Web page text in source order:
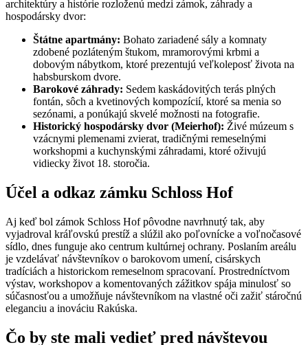
architektúry a histórie rozloženú medzi zámok, záhrady a
hospodársky dvor:
Štátne apartmány: Bohato zariadené sály a komnaty
zdobené pozláteným štukom, mramorovými krbmi a
dobovým nábytkom, ktoré prezentujú veľkoleposť života na
habsburskom dvore.
Barokové záhrady: Sedem kaskádovitých terás plných
fontán, sôch a kvetinových kompozícií, ktoré sa menia so
sezónami, a ponúkajú skvelé možnosti na fotografie.
Historický hospodársky dvor (Meierhof): Živé múzeum s
vzácnymi plemenami zvierat, tradičnými remeselnými
workshopmi a kuchynskými záhradami, ktoré oživujú
vidiecky život 18. storočia.
Účel a odkaz zámku Schloss Hof
Aj keď bol zámok Schloss Hof pôvodne navrhnutý tak, aby
vyjadroval kráľovskú prestíž a slúžil ako poľovnícke a voľnočasové
sídlo, dnes funguje ako centrum kultúrnej ochrany. Poslaním areálu
je vzdelávať návštevníkov o barokovom umení, cisárskych
tradíciách a historickom remeselnom spracovaní. Prostredníctvom
výstav, workshopov a komentovaných zážitkov spája minulosť so
súčasnosťou a umožňuje návštevníkom na vlastné oči zažiť stáročnú
eleganciu a inováciu Rakúska.
Čo by ste mali vedieť pred návštevou